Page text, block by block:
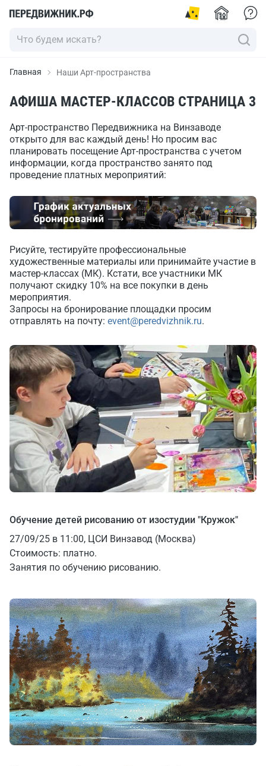
Главная Наши Арт-пространства
АФИША МАСТЕР-КЛАССОВ СТРАНИЦА 3
Арт-пространство Передвижника на Винзаводе
открыто для вас каждый день! Но просим вас
планировать посещение Арт-пространства с учетом
информации, когда пространство занято под
проведение платных мероприятий:
Рисуйте, тестируйте профессиональные
художественные материалы или принимайте участие в
мастер-классах (МК). Кстати, все участники МК
получают скидку 10% на все покупки в день
мероприятия.
Запросы на бронирование площадки просим
отправлять на почту: event@peredvizhnik.ru.
Обучение детей рисованию от изостудии "Кружок"
27/09/25 в 11:00, ЦСИ Винзавод (Москва)
Стоимость: платно.
Занятия по обучению рисованию.